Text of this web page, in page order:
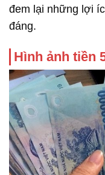
đem lại những lợi
đáng.
Hình ảnh tiền